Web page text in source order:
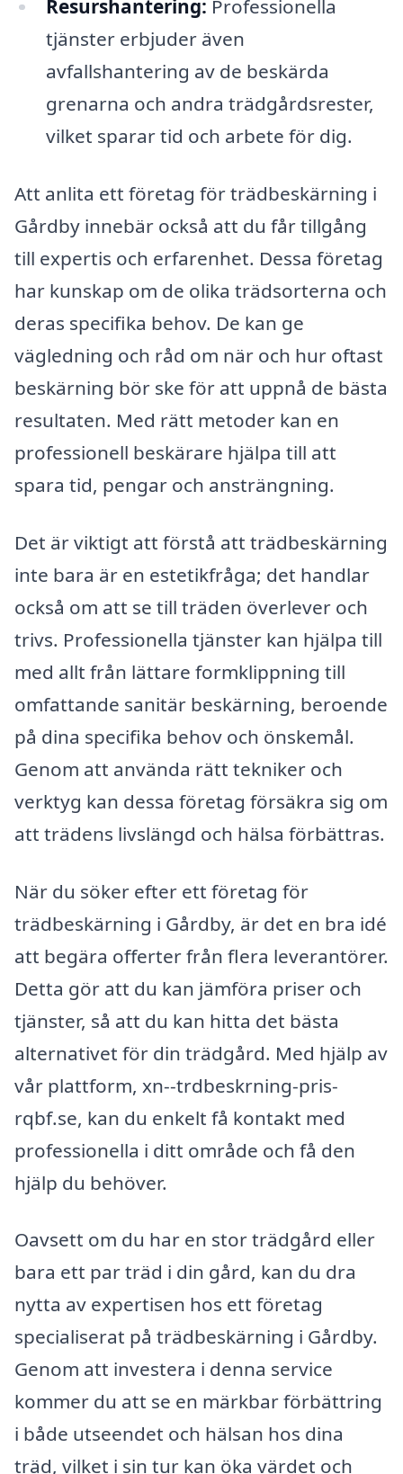
Resurshantering: Professionella
tjänster erbjuder även
avfallshantering av de beskärda
grenarna och andra trädgårdsrester,
vilket sparar tid och arbete för dig.
Att anlita ett företag för trädbeskärning i
Gårdby innebär också att du får tillgång
till expertis och erfarenhet. Dessa företag
har kunskap om de olika trädsorterna och
deras specifika behov. De kan ge
vägledning och råd om när och hur oftast
beskärning bör ske för att uppnå de bästa
resultaten. Med rätt metoder kan en
professionell beskärare hjälpa till att
spara tid, pengar och ansträngning.
Det är viktigt att förstå att trädbeskärning
inte bara är en estetikfråga; det handlar
också om att se till träden överlever och
trivs. Professionella tjänster kan hjälpa till
med allt från lättare formklippning till
omfattande sanitär beskärning, beroende
på dina specifika behov och önskemål.
Genom att använda rätt tekniker och
verktyg kan dessa företag försäkra sig om
att trädens livslängd och hälsa förbättras.
När du söker efter ett företag för
trädbeskärning i Gårdby, är det en bra idé
att begära offerter från flera leverantörer.
Detta gör att du kan jämföra priser och
tjänster, så att du kan hitta det bästa
alternativet för din trädgård. Med hjälp av
vår plattform, xn--trdbeskrning-pris-
rqbf.se, kan du enkelt få kontakt med
professionella i ditt område och få den
hjälp du behöver.
Oavsett om du har en stor trädgård eller
bara ett par träd i din gård, kan du dra
nytta av expertisen hos ett företag
specialiserat på trädbeskärning i Gårdby.
Genom att investera i denna service
kommer du att se en märkbar förbättring
i både utseendet och hälsan hos dina
träd, vilket i sin tur kan öka värdet och